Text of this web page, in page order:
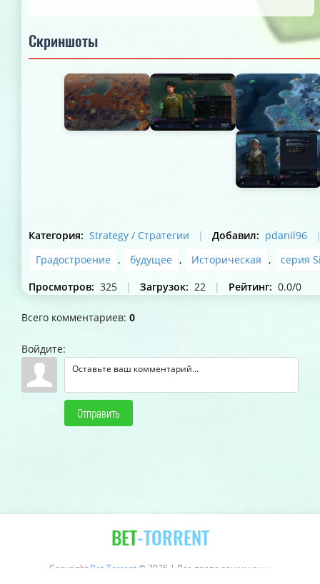
Скриншоты
Категория: Strategy / Стратегии | Добавил: pdanil96
Градостроение , будущее , Историческая ,
серия
Просмотров: 325 | Загрузок: 22 | Рейтинг: 0.0/0
Всего комментариев: 0
Войдите:
Отправить
BET-TORRENT
Copyright Bet-Torrent© 2026 | Все права защищены.